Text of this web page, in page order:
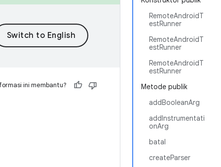
RemoteAndroidT
estRunner
RemoteAndroidT
estRunner
RemoteAndroidT
estRunner
Metode publik
addBooleanArg
addInstrumentati
onArg
batal
createParser
ini membantu?